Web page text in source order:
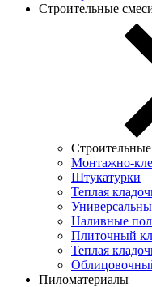
Строительные
Монтажно-
Штукатурки
Теплая
Наливные
Плиточный
Теплая
Пиломатериалы